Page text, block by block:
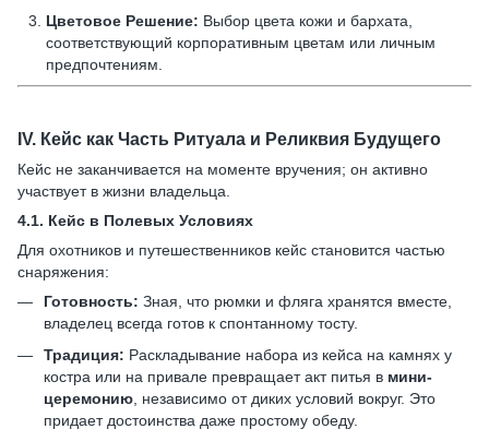
Цветовое Решение: Выбор цвета кожи и бархата,
соответствующий корпоративным цветам или личным
предпочтениям.
IV. Кейс как Часть Ритуала и Реликвия Будущего
Кейс не заканчивается на моменте вручения; он активно
участвует в жизни владельца.
4.1. Кейс в Полевых Условиях
Для охотников и путешественников кейс становится частью
снаряжения:
Готовность: Зная, что рюмки и фляга хранятся вместе,
владелец всегда готов к спонтанному тосту.
Традиция: Раскладывание набора из кейса на камнях у
костра или на привале превращает акт питья в мини-
церемонию , независимо от диких условий вокруг. Это
придает достоинства даже простому обеду.